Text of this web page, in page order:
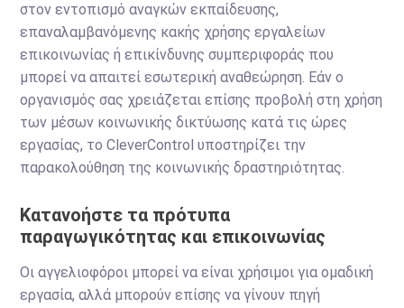
στον εντοπισμό αναγκών εκπαίδευσης,
επαναλαμβανόμενης κακής χρήσης εργαλείων
επικοινωνίας ή επικίνδυνης συμπεριφοράς που
μπορεί να απαιτεί εσωτερική αναθεώρηση. Εάν ο
οργανισμός σας χρειάζεται επίσης προβολή στη χρήση
των μέσων κοινωνικής δικτύωσης κατά τις ώρες
εργασίας, το CleverControl υποστηρίζει την
παρακολούθηση της κοινωνικής δραστηριότητας.
Κατανοήστε τα πρότυπα
παραγωγικότητας και επικοινωνίας
Οι αγγελιοφόροι μπορεί να είναι χρήσιμοι για ομαδική
εργασία, αλλά μπορούν επίσης να γίνουν πηγή